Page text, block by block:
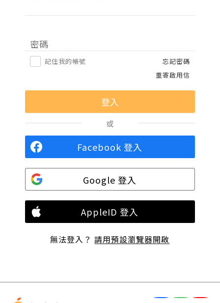
密碼
記住我的帳號
忘記密碼
重寄啟用信
或
Facebook 登入
Google 登入
AppleID 登入
無法登入？請用預設瀏覽器開啟